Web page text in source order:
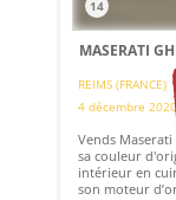
14
MASERATI
REIMS (FRANCE)
4 décembre
Vends
sa couleur
intérieur en
son moteur